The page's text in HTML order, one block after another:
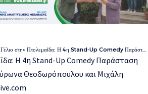
Γέλιο στην Πτολεμαΐδα: Η 4η Stand-Up Comedy Παράσταση ΘΑ ΦΤΙΑΞΩ ΤΥΡΙ του Βύρωνα Θεοδωρόπουλου και Μιχάλη Μαθιουδάκη